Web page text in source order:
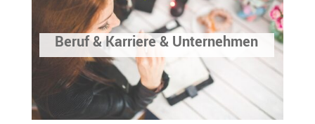
Beruf & Karriere & Unternehmen